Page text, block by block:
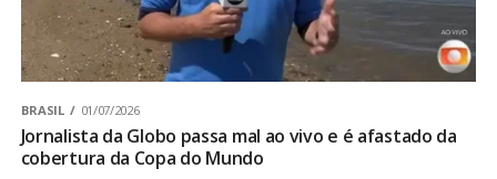
BRASIL 01/07/2026
Jornalista da Globo passa mal ao vivo e é afastado da
cobertura da Copa do Mundo